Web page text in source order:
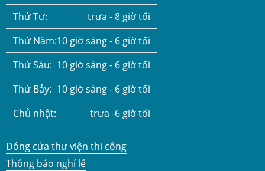
Thứ Tư:
trưa - 8 giờ tối
Thứ Năm:10 giờ sáng - 6 giờ tối
Thứ Sáu: 10 giờ sáng - 6 giờ tối
Thứ Bảy: 10 giờ sáng - 6 giờ tối
Chủ nhật:
trưa -6 giờ tối
Đóng cửa thư viện thi công
Thông báo nghỉ lễ